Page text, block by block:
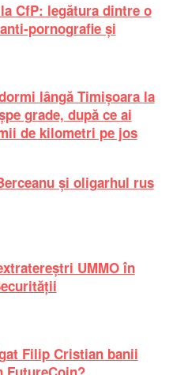
CfP: legătura dintre o
pornografie și
lângă Timișoara la
grade, după ce ai
de kilometri pe jos
și oligarhul rus
UMMO în
Filip Cristian banii